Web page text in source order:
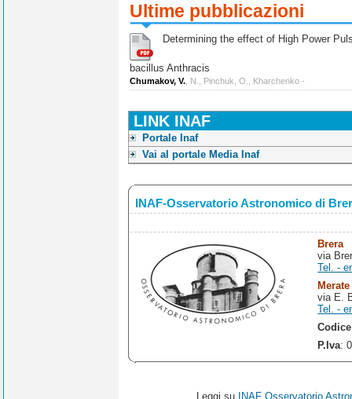
Ultime pubblicazioni
Determining the effect of High Power
bacillus Anthracis
Chumakov, V. , N., Pinchuk, O., Kharchenko -
LINK INAF
Portale Inaf
Vai al portale Media Inaf
INAF-Osservatorio Astronomico di
Brera
via
Tel. -
Merate
via E.
Tel. -
P.Iva:
Leggi su INAF Osservatorio